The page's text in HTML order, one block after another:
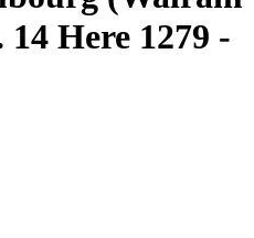
Here 1279 -